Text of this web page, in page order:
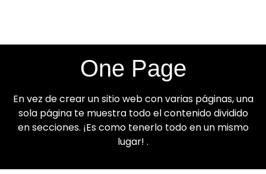
One Page
En vez de crear un sitio web con varias páginas, una
sola página te muestra todo el contenido dividido
en secciones. ¡Es como tenerlo todo en un mismo
lugar! .